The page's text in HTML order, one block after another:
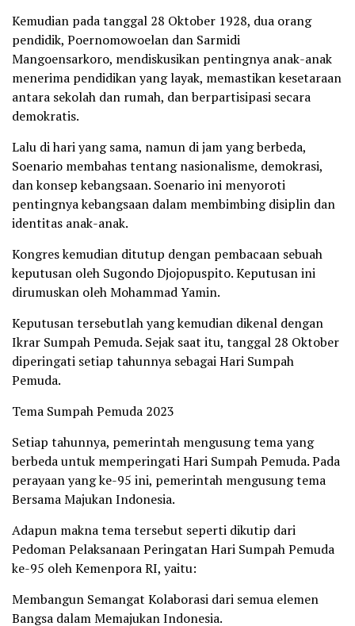
Kemudian pada tanggal 28 Oktober 1928, dua orang
pendidik, Poernomowoelan dan Sarmidi
Mangoensarkoro, mendiskusikan pentingnya anak-anak
menerima pendidikan yang layak, memastikan kesetaraan
antara sekolah dan rumah, dan berpartisipasi secara
demokratis.
Lalu di hari yang sama, namun di jam yang berbeda,
Soenario membahas tentang nasionalisme, demokrasi,
dan konsep kebangsaan. Soenario ini menyoroti
pentingnya kebangsaan dalam membimbing disiplin dan
identitas anak-anak.
Kongres kemudian ditutup dengan pembacaan sebuah
keputusan oleh Sugondo Djojopuspito. Keputusan ini
dirumuskan oleh Mohammad Yamin.
Keputusan tersebutlah yang kemudian dikenal dengan
Ikrar Sumpah Pemuda. Sejak saat itu, tanggal 28 Oktober
diperingati setiap tahunnya sebagai Hari Sumpah
Pemuda.
Tema Sumpah Pemuda 2023
Setiap tahunnya, pemerintah mengusung tema yang
berbeda untuk memperingati Hari Sumpah Pemuda. Pada
perayaan yang ke-95 ini, pemerintah mengusung tema
Bersama Majukan Indonesia.
Adapun makna tema tersebut seperti dikutip dari
Pedoman Pelaksanaan Peringatan Hari Sumpah Pemuda
ke-95 oleh Kemenpora RI, yaitu:
Membangun Semangat Kolaborasi dari semua elemen
Bangsa dalam Memajukan Indonesia.